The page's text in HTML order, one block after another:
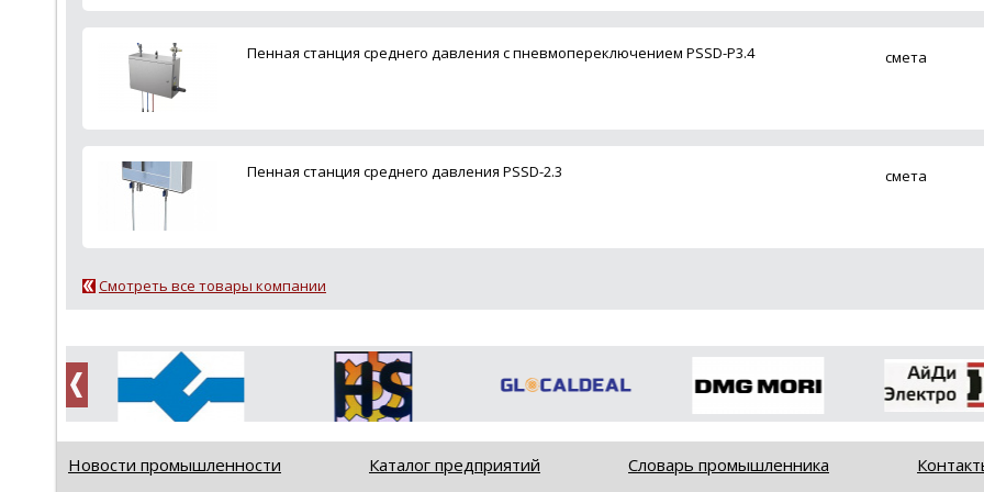
Пенная станция среднего давления с пневмопереключением PSSD-P3.4 смета
Пенная станция среднего давления PSSD-2.3 смета
Смотреть все товары компании
Новости промышленности Каталог предприятий Словарь промышленника